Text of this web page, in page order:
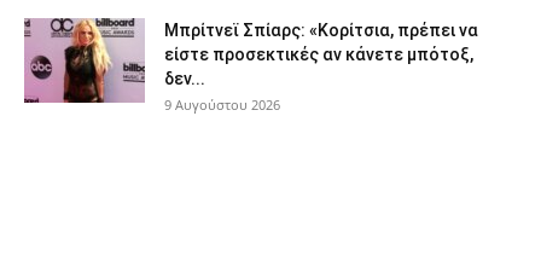
Μπρίτνεϊ Σπίαρς: «Κορίτσια, πρέπει να
είστε προσεκτικές αν κάνετε μπότοξ,
δεν...
9 Αυγούστου 2026